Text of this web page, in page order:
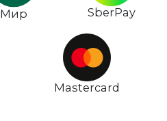
Мир SberPay
Mastercard